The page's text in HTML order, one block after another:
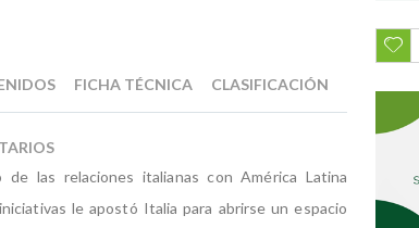
de las relaciones italianas con América Latina
le apostó Italia para abrirse un espacio
FICHA TÉCNICA CLASIFICACIÓN